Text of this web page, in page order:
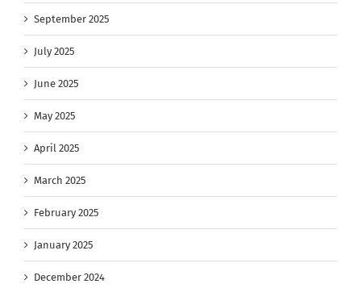
September 2025
July 2025
June 2025
May 2025
April 2025
March 2025
February 2025
January 2025
December 2024